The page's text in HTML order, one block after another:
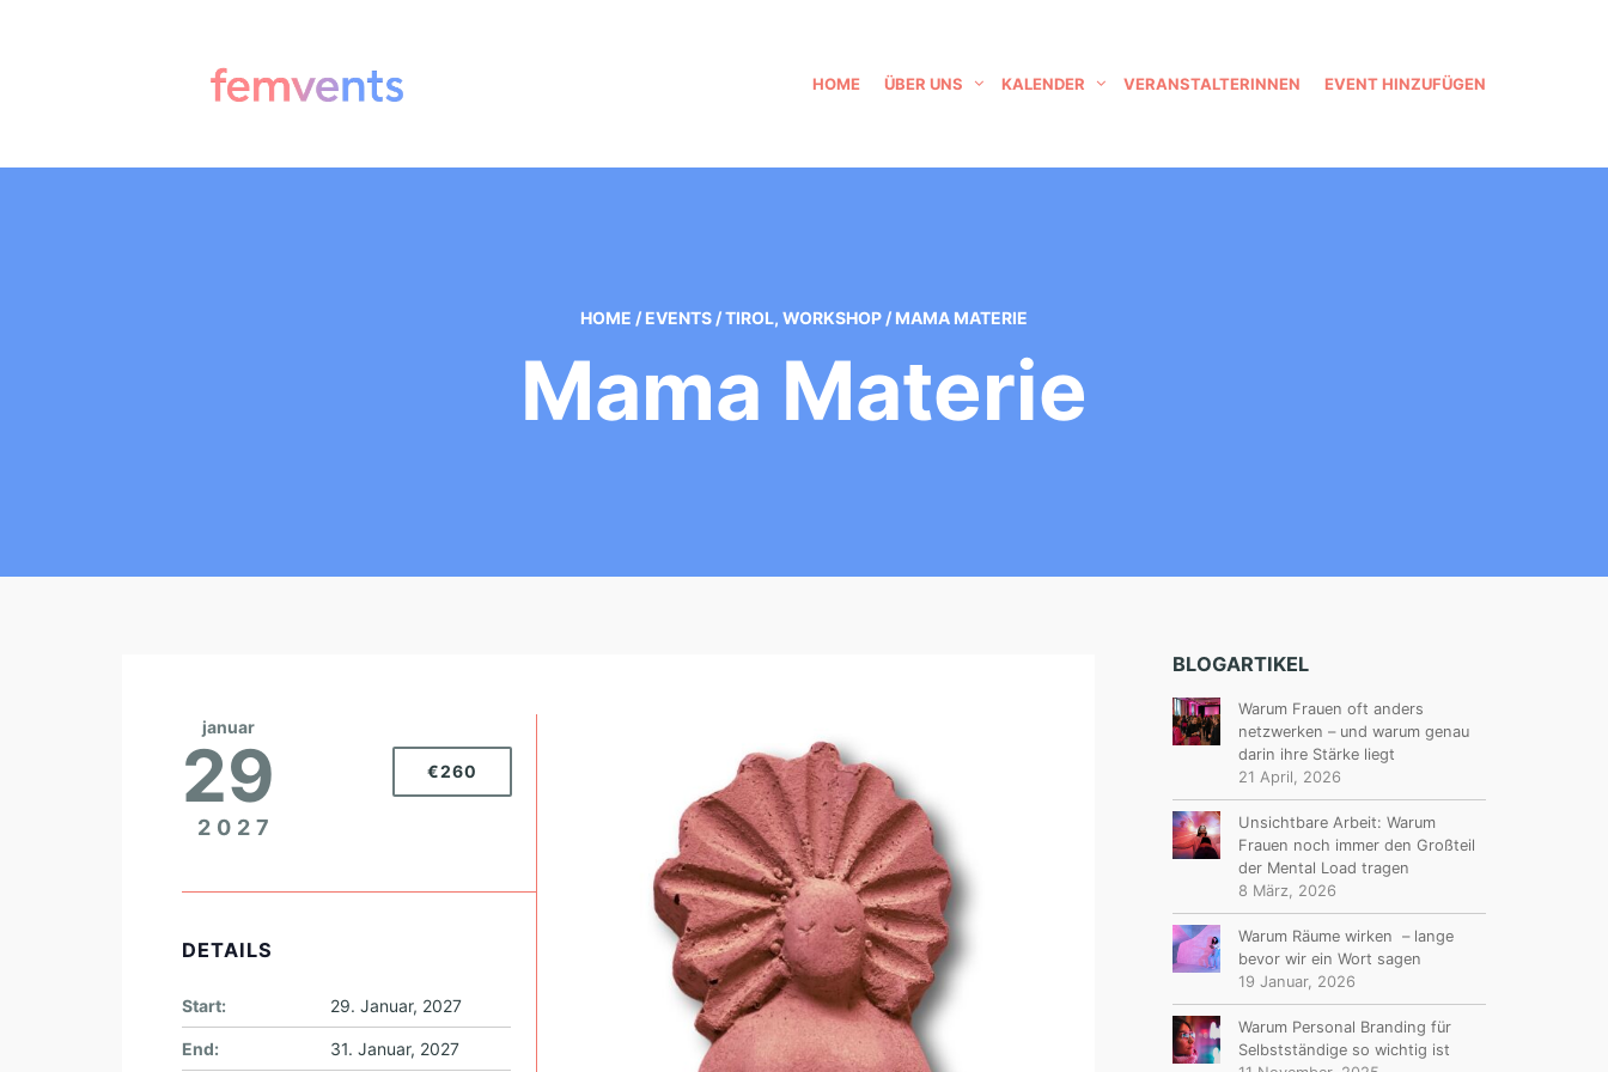
HOME ÜBER UNS KALENDER VERANSTALTERINNEN EVENT HINZUFÜGEN
HOME / EVENTS /TIROL, WORKSHOP / MAMA MATERIE
Mama Materie
januar
29
2027
€260
DETAILS
Start: 29. Januar, 2027
End: 31. Januar, 2027
BLOGARTIKEL
Warum Frauen oft anders
netzwerken – und warum genau
darin ihre Stärke liegt
21 April, 2026
Unsichtbare Arbeit: Warum
Frauen noch immer den Großteil
der Mental Load tragen
8 März, 2026
Warum Räume wirken – lange
bevor wir ein Wort sagen
19 Januar, 2026
Warum Personal Branding für
Selbstständige so wichtig ist